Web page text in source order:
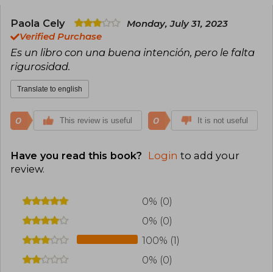
Paola Cely
Monday, July 31, 2023
Verified Purchase
Es un libro con una buena intención, pero le falta
rigurosidad.
Translate to english
0 This review is useful 0 It is not useful
Have you read this book? Login to add your
review.
0% (0)
0% (0)
100% (1)
0% (0)